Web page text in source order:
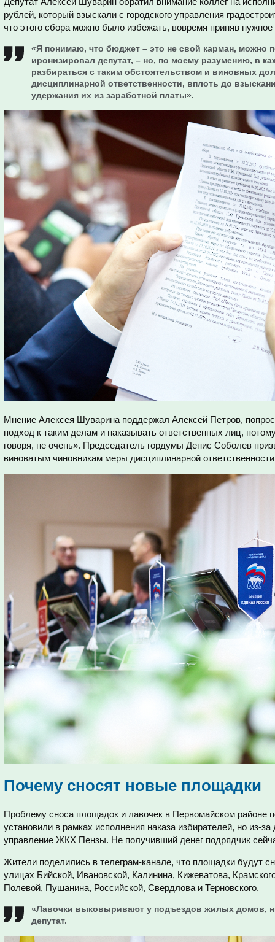
рублей, который взыскали с городского управления
что этого сбора можно было избежать, вовремя приняв
«Я понимаю, что бюджет – это не свой карман, можно
иронизировал депутат, – но, по моему разумению, в
разбираться с таким обстоятельством и виновных
дисциплинарной ответственности, вплоть до
удержания их из заработной платы».
Мнение Алексея Шуварина поддержал Алексей Петров,
подход к таким делам и наказывать ответственных лиц,
говоря, не очень». Председатель гордумы Денис Соболев
виноватым чиновникам меры дисциплинарной
Почему сносят новые площадки
Проблему сноса площадок и лавочек в Первомайском районе
установили в рамках исполнения наказа избирателей, но из-
управление ЖКХ Пензы. Не получивший денег подрядчик
Жители поделились в телеграм-канале, что площадки будут
улицах Бийской, Ивановской, Калинина, Кижеватова,
Полевой, Пушанина, Российской, Свердлова и Терновского.
«Лавочки выковыривают у подъездов жилых домов,
депутат.